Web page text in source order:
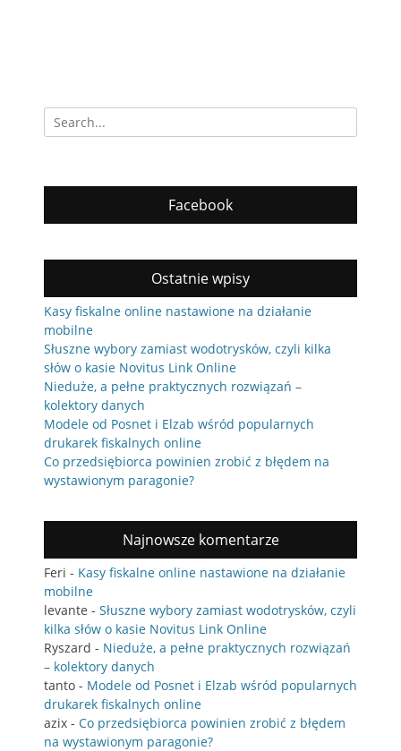
Szukaj
Facebook
Ostatnie wpisy
Kasy fiskalne online nastawione na działanie
mobilne
Słuszne wybory zamiast wodotrysków, czyli kilka
słów o kasie Novitus Link Online
Nieduże, a pełne praktycznych rozwiązań –
kolektory danych
Modele od Posnet i Elzab wśród popularnych
drukarek fiskalnych online
Co przedsiębiorca powinien zrobić z błędem na
wystawionym paragonie?
Najnowsze komentarze
Feri - Kasy fiskalne online nastawione na działanie
mobilne
levante - Słuszne wybory zamiast wodotrysków, czyli
kilka słów o kasie Novitus Link Online
Ryszard - Nieduże, a pełne praktycznych rozwiązań
– kolektory danych
tanto - Modele od Posnet i Elzab wśród popularnych
drukarek fiskalnych online
azix - Co przedsiębiorca powinien zrobić z błędem
na wystawionym paragonie?